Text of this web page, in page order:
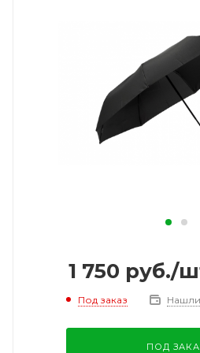
1 750 руб./
Под заказ
ПОД